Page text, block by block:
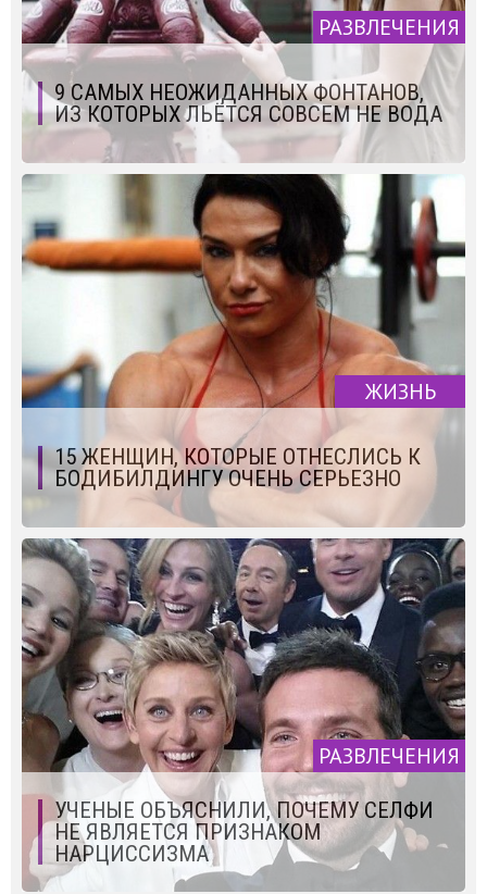
РАЗВЛЕЧЕНИЯ
9 САМЫХ НЕОЖИДАННЫХ ФОНТАНОВ,
ИЗ КОТОРЫХ ЛЬЁТСЯ СОВСЕМ НЕ ВОДА
ЖИЗНЬ
15 ЖЕНЩИН, КОТОРЫЕ ОТНЕСЛИСЬ К
БОДИБИЛДИНГУ ОЧЕНЬ СЕРЬЕЗНО
РАЗВЛЕЧЕНИЯ
УЧЕНЫЕ ОБЪЯСНИЛИ, ПОЧЕМУ СЕЛФИ
НЕ ЯВЛЯЕТСЯ ПРИЗНАКОМ
НАРЦИССИЗМА